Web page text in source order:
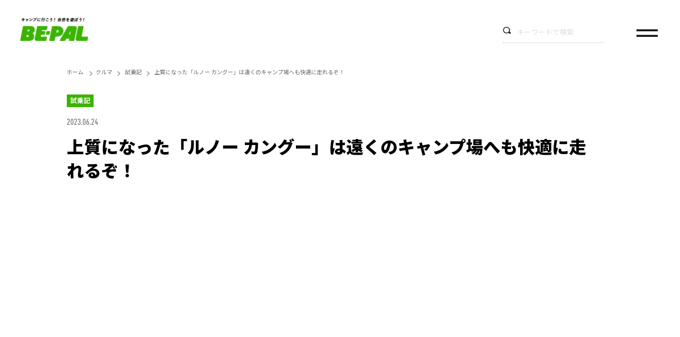
ホーム クルマ 試乗記 上質になった「ルノー カングー」は遠くのキャンプ場へも快適に走れるぞ！
試乗記
2023.06.24
上質になった「ルノー カングー」は遠くのキャンプ場へも快適に走
れるぞ！